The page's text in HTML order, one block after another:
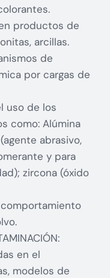
productos de
arcillas.
de
por cargas de
uso de los
como: Alúmina
abrasivo,
y para
zircona (óxido
en el
modelos de